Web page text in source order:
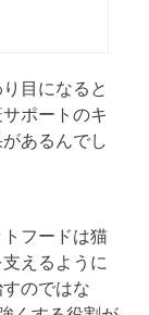
目になると
ポートのキ
あるんでし
フードは猫
えるように
のではな